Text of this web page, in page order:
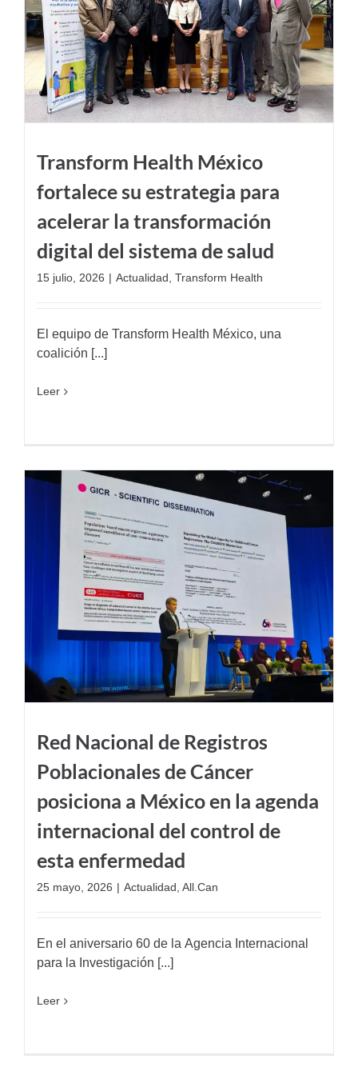
Transform Health México
fortalece su estrategia para
acelerar la transformación
digital del sistema de salud
15 julio, 2026 | Actualidad Transform Health
El equipo de Transform Health México, una
coalición [...]
Leer
Red Nacional de Registros
Poblacionales de Cáncer
posiciona a México en la agenda
internacional del control de
esta enfermedad
25 mayo, 2026 | Actualidad All.Can
En el aniversario 60 de la Agencia Internacional
para la Investigación [...]
Leer